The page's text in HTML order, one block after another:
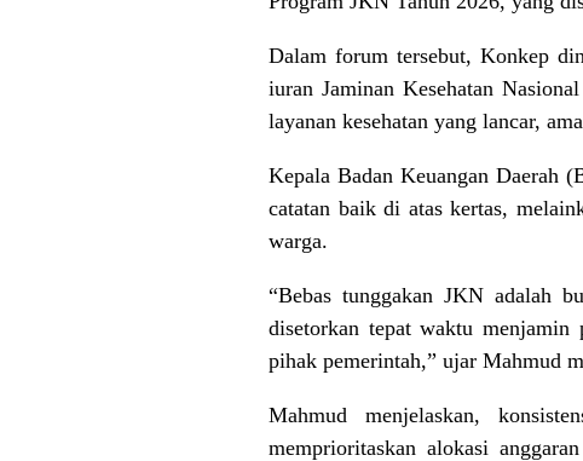
Dalam forum tersebut, Konkep
iuran Jaminan Kesehatan
layanan kesehatan yang lancar,
Kepala Badan Keuangan Daerah
catatan baik di atas kertas,
warga.
“Bebas tunggakan JKN adalah
disetorkan tepat waktu menjamin
pihak pemerintah,” ujar Mahmud
Mahmud menjelaskan,
memprioritaskan alokasi